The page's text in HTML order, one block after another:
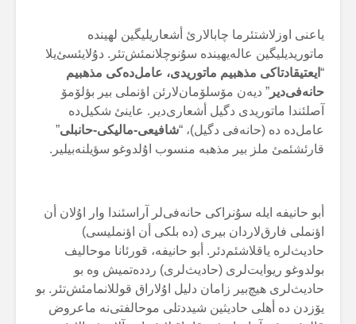
یاعنی اوزلاشتئرما چابالارئ أشعاریلیگین لهیندە
ماتوریدیلیگین عالەیهیندە سۇنوچلانمئش‌تئر. دۇلایئسئ‌یلا
“ ایعتیقادتاکی مذهبیم ماتوریدی، عامل‌دەکی مذهبیم
حانەفی‌دیر ” دیەن مۆسلۆمان‌لارئن اؤنملی بیر بؤلۆمۆ
آصلئندا ماتوریدی دگیل أشعاری‌دیر. عاینئ شکیل‌دە
عامل‌دە دە (حانەفی دگیل)، “شافیعی-مالیکی-حانبلی”
قارئشئمئ ملز بیر مذهبە منسوب اۇلدوغو سؤیلنەبیلیر.
أبو حانیفە ایلە سۇنراکی حانەفی‌لر آراسئندا وار اۇلان أن
اؤنملی فارق‌لاردان بیری (دە بلکی أن اؤنملیسی)
حادیث‌لرە یاقلاشئم‌دئر. أبو حانیفە، قورئانا موحالیف
بولدوغو ریوایت‌لری (حادیث‌لری) رددەتمیش وە بو
حادیث‌لری هیچ‌بیر زامان دلیل اۇلاراق قوللانمامئش‌تئر. بو
یۆزدن دە أهلی حادیثین شیددتلی موحالفتی‌نە ماعروض